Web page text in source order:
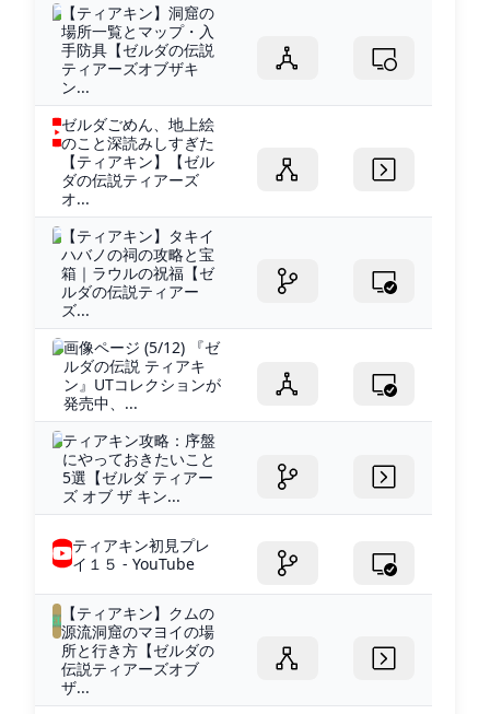
【ティアキン】洞窟の
場所一覧とマップ・入
手防具【ゼルダの伝説
ティアーズオブザキ
ン...
ゼルダごめん、地上絵
のこと深読みしすぎた
【ティアキン】【ゼル
ダの伝説ティアーズ
オ...
【ティアキン】タキイ
ハバノの祠の攻略と宝
箱｜ラウルの祝福【ゼ
ルダの伝説ティアー
ズ...
画像ページ (5/12) 『ゼ
ルダの伝説 ティアキ
ン』UTコレクションが
発売中、...
ティアキン攻略：序盤
にやっておきたいこと
5選【ゼルダ ティアー
ズ オブ ザ キン...
ティアキン初見プレ
イ１５ - YouTube
【ティアキン】クムの
源流洞窟のマヨイの場
所と行き方【ゼルダの
伝説ティアーズオブ
ザ...